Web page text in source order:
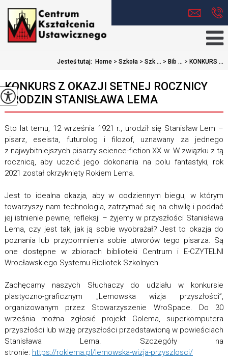
Jesteś tutaj: Home > Szkoła > Szk ... > Bib ... > KONKURS ...
KONKURS Z OKAZJI SETNEJ ROCZNICY
URODZIN STANISŁAWA LEMA
Sto lat temu, 12 września 1921 r., urodził się Stanisław Lem –
pisarz, eseista, futurolog i filozof, uznawany za jednego
z najwybitniejszych pisarzy science-fiction XX w. W związku z tą
rocznicą, aby uczcić jego dokonania na polu fantastyki, rok
2021 został okrzyknięty Rokiem Lema.
Jest to idealna okazja, aby w codziennym biegu, w którym
towarzyszy nam technologia, zatrzymać się na chwilę i poddać
jej istnienie pewnej refleksji – żyjemy w przyszłości Stanisława
Lema, czy jest tak, jak ją sobie wyobrażał? Jest to okazja do
poznania lub przypomnienia sobie utworów tego pisarza. Są
one dostępne w zbiorach biblioteki Centrum i E-CZYTELNI
Wrocławskiego Systemu Bibliotek Szkolnych.
Zachęcamy naszych Słuchaczy do udziału w konkursie
plastyczno-graficznym „Lemowska wizja przyszłości”,
organizowanym przez Stowarzyszenie WroSpace. Do 30
września można zgłosić projekt Golema, superkomputera
przyszłości lub wizję przyszłości przedstawioną w powieściach
Stanisława Lema. Szczegóły na
stronie: https://roklema.pl/lemowska-wizja-przyszlosci/